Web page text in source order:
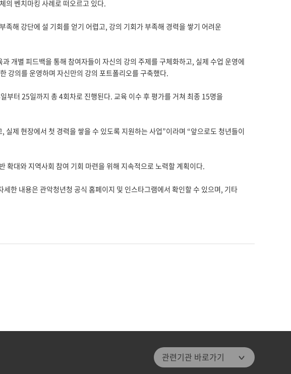
의 벤치마킹 사례로 떠오르고 있다.
해 강단에 설 기회를 얻기 어렵고, 강의 기회가 부족해 경력을 쌓기 어려운
개별 피드백을 통해 참여자들이 자신의 강의 주제를 구체화하고, 실제 수업 운영에
강의를 운영하며 자신만의 강의 포트폴리오를 구축했다.
터 25일까지 총 4회차로 진행된다. 교육 이수 후 평가를 거쳐 최종 15명을
제 현장에서 첫 경력을 쌓을 수 있도록 지원하는 사업”이라며 “앞으로도 청년들이
확대와 지역사회 참여 기회 마련을 위해 지속적으로 노력할 계획이다.
한 내용은 관악청년청 공식 홈페이지 및 인스타그램에서 확인할 수 있으며, 기타
관련기관 바로가기
관악문화재단
관악구통합도서관